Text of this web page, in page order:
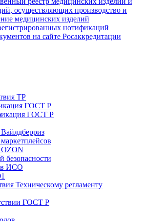
осуществляющих производство и
медицинских изделий
нотификаций
на сайте Росаккредитации
ТР
ГОСТ Р
ГОСТ Р
OZON
безопасности
ИСО
Техническому регламенту
ГОСТ Р